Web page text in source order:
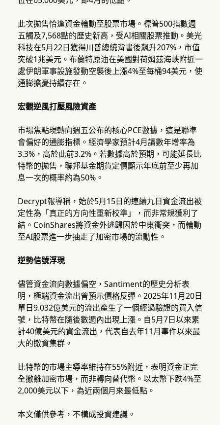
此次拋售恰逢資金輪動至股票市場。標普500指數週
五觸及7,568點的歷史新高，受AI相關股票推動。美光
科技在5月22日獲得川普總統背書後飆升207%，市值
突破1兆美元。布蘭特原油在美國對荷姆茲海峽附近一
處伊朗軍事設施發動空襲後上漲4%至每桶94美元，使
通膨擔憂持續存在。
宏觀逆風打壓風險資產
市場焦點現轉向週五公布的核心PCE數據，這是聯準
會偏好的通膨指標。經濟學家預計4月讀數年增率為
3.3%，高於此前3.2%。若數據高於預期，可能延長比
特幣的拋售，聯邦基金期貨定價顯示年底前至少再加
息一次的概率約為50%。
Decrypt報導稱，始於5月15日的連續九日資金流出被
定性為「真正的方向性重新校準」，而非常規獲利了
結。CoinShares將資金外逃歸因於中東衝突，而輪動
至AI股票進一步抽走了加密市場的流動性。
逆勢信號浮現
儘管資金流向數據偏空，Santiment的歷史分析表
明，極端資金流出曾預示價格反彈。2025年11月20日
單日9.032億美元的流出產生了一個經過驗證的買入信
號，比特幣在隨後數週內出現上漲。自5月7日以來累
計40億美元的資金流出，代表自去年11月事件以來最
大的撤資集群。
比特幣的市場主導率維持在55%附近，表明資金正完
全撤離加密市場，而非轉向替代幣。以太幣下跌4%至
2,000美元以下，為近兩個月來最低點。
本文僅供參考，不構成投資建議。